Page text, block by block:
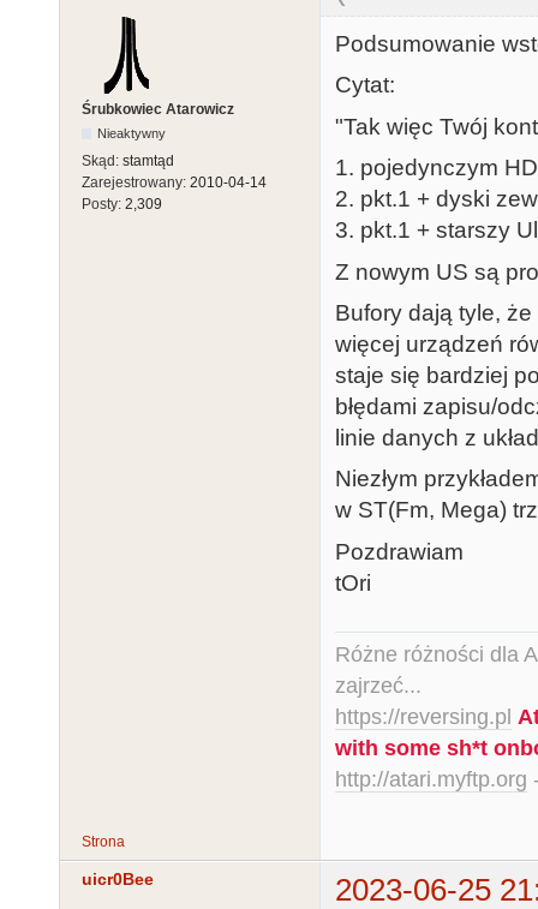
Śrubkowiec Atarowicz
Nieaktywny
Skąd: stamtąd
Zarejestrowany: 2010-04-14
Posty: 2,309
Podsumowanie
Cytat:
"Tak więc Twój
1. pojedynczym
2. pkt.1 + dyski
3. pkt.1 + starszy
Z nowym US są
Bufory dają tyle, że
więcej urządzeń
staje się bardziej
błędami zapisu/
linie danych z
Niezłym
w ST(Fm, Mega)
Pozdrawiam
tOri
Różne różności dla
zajrzeć...
https://reversing.pl
with some sh*t
http://atari.myftp.org
Strona
uicr0Bee
2023-06-25